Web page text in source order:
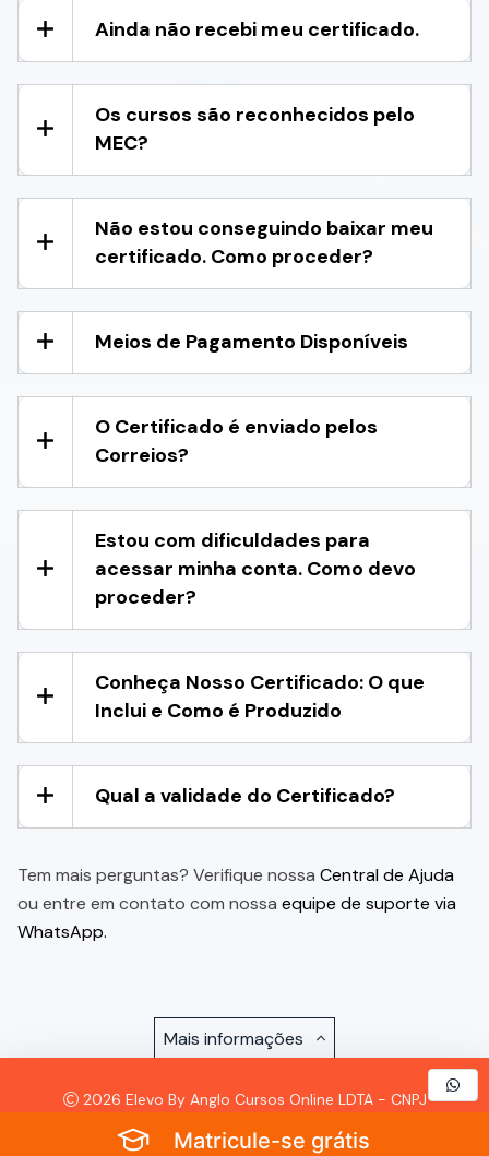
Ainda não recebi meu certificado.
Os cursos são reconhecidos pelo
MEC?
Não estou conseguindo baixar meu
certificado. Como proceder?
Meios de Pagamento Disponíveis
O Certificado é enviado pelos
Correios?
Estou com dificuldades para
acessar minha conta. Como devo
proceder?
Conheça Nosso Certificado: O que
Inclui e Como é Produzido
Qual a validade do Certificado?
Tem mais perguntas? Verifique nossa Central de Ajuda
ou entre em contato com nossa equipe de suporte via
WhatsApp.
Matricule-se grátis
Mais informações
2026 Elevo By Anglo Cursos Online LDTA - CNPJ
57.921.693/0001-72 - Todos os Direitos Reservados